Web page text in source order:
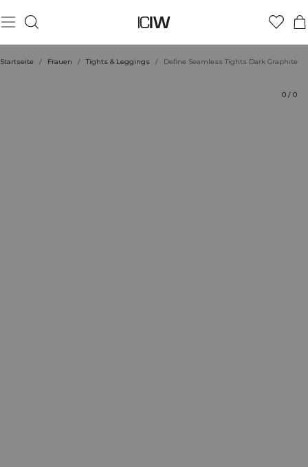
Startseite / Frauen / Tights & Leggings / Define Seamless Tights Dark Graphite
0 / 0